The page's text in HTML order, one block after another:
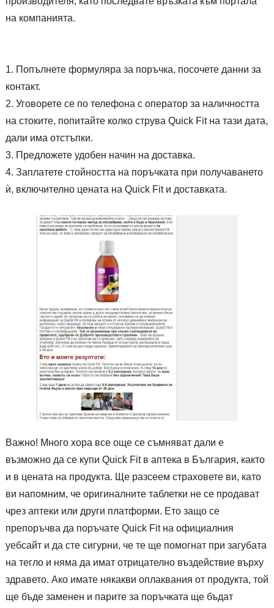
на компанията.
Попълнете формуляра за поръчка, посочете данни за
контакт.
Уговорете се по телефона с оператор за наличността
на стоките, попитайте колко струва Quick Fit на тази дата,
дали има отстъпки.
Предложете удобен начин на доставка.
Заплатете стойността на поръчката при получаването
ѝ, включително цената на Quick Fit и доставката.
Важно! Много хора все още се съмняват дали е
възможно да се купи Quick Fit в аптека в България, както
и в цената на продукта. Ще разсеем страховете ви, като
ви напомним, че оригиналните таблетки не се продават
чрез аптеки или други платформи. Ето защо се
препоръчва да поръчате Quick Fit на официалния
уебсайт и да сте сигурни, че те ще помогнат при загубата
на тегло и няма да имат отрицателно въздействие върху
здравето. Ако имате някакви оплаквания от продукта, той
ще бъде заменен и парите за поръчката ще бъдат